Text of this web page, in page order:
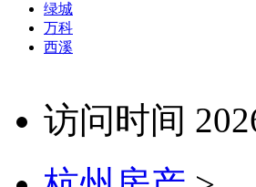
绿城
万科
西溪
访问时间